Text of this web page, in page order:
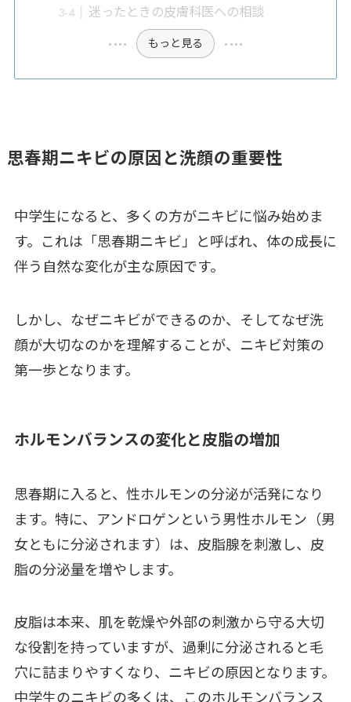
迷ったときの皮膚科医への相談
もっと見る
思春期ニキビの原因と洗顔の重要性
中学生になると、多くの方がニキビに悩み始めま
す。これは「思春期ニキビ」と呼ばれ、体の成長に
伴う自然な変化が主な原因です。
しかし、なぜニキビができるのか、そしてなぜ洗
顔が大切なのかを理解することが、ニキビ対策の
第一歩となります。
ホルモンバランスの変化と皮脂の増加
思春期に入ると、性ホルモンの分泌が活発になり
ます。特に、アンドロゲンという男性ホルモン（男
女ともに分泌されます）は、皮脂腺を刺激し、皮
脂の分泌量を増やします。
皮脂は本来、肌を乾燥や外部の刺激から守る大切
な役割を持っていますが、過剰に分泌されると毛
穴に詰まりやすくなり、ニキビの原因となります。